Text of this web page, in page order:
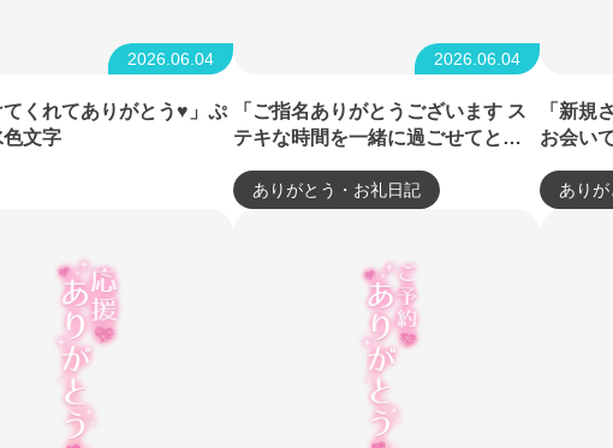
2026.06.04
くれてありがとう♥」ぷ
文字
2026.06.04
「ご指名ありがとうございます ス
テキな時間を一緒に過ごせてとて
に…」長文
ありがとう・お礼日記
「新規
お会い
間でし
あり